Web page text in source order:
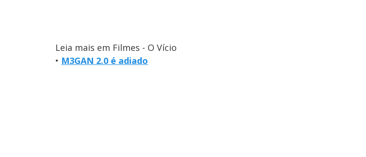
Leia mais em Filmes - O Vício
• M3GAN 2.0 é adiado